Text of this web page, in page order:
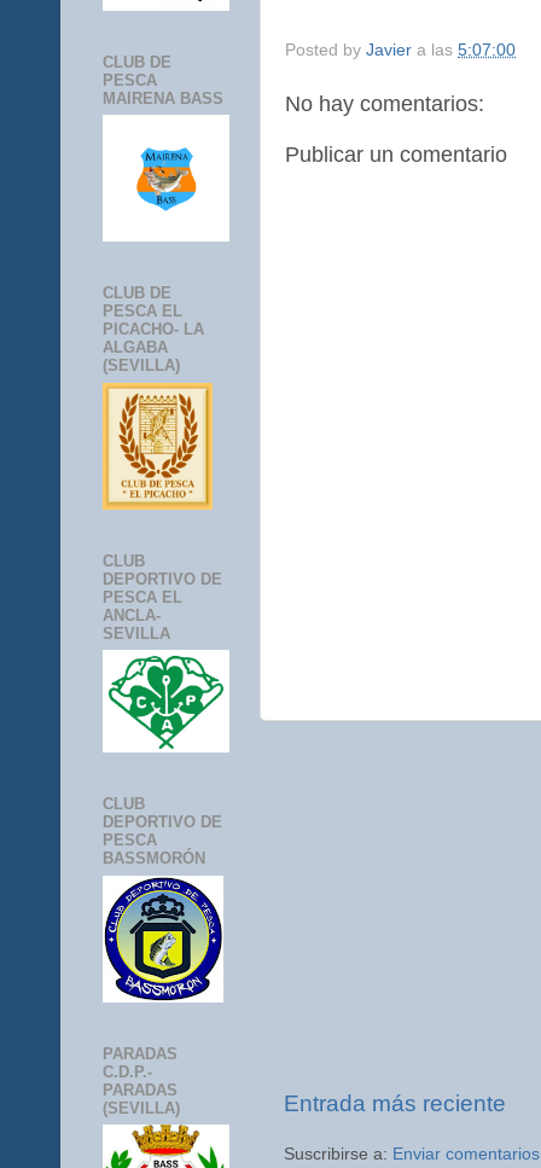
Posted by Javier a las 5:07:00
No hay comentarios:
Publicar un comentario
Entrada más reciente
Suscribirse a: Enviar
CLUB DE
PESCA
MAIRENA BASS
CLUB DE
PESCA EL
PICACHO- LA
ALGABA
(SEVILLA)
CLUB
DEPORTIVO DE
PESCA EL
ANCLA-
SEVILLA
CLUB
DEPORTIVO DE
PESCA
BASSMORÓN
PARADAS
C.D.P.-
PARADAS
(SEVILLA)